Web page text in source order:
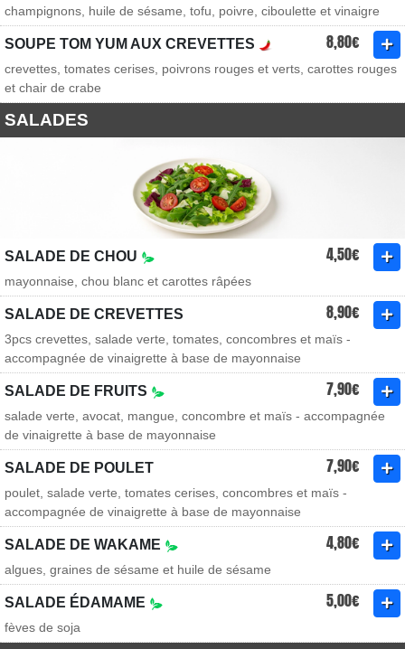
champignons, huile de sésame, tofu, poivre, ciboulette et vinaigre
SOUPE TOM YUM AUX CREVETTES 8,80€
crevettes, tomates cerises, poivrons rouges et verts, carottes rouges
et chair de crabe
SALADES
SALADE DE CHOU 4,50€
mayonnaise, chou blanc et carottes râpées
SALADE DE CREVETTES 8,90€
3pcs crevettes, salade verte, tomates, concombres et maïs -
accompagnée de vinaigrette à base de mayonnaise
SALADE DE FRUITS 7,90€
salade verte, avocat, mangue, concombre et maïs - accompagnée
de vinaigrette à base de mayonnaise
SALADE DE POULET 7,90€
poulet, salade verte, tomates cerises, concombres et maïs -
accompagnée de vinaigrette à base de mayonnaise
SALADE DE WAKAME 4,80€
algues, graines de sésame et huile de sésame
SALADE ÉDAMAME 5,00€
fèves de soja